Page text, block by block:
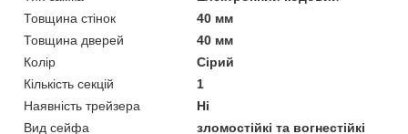
Товщина стінок
40 мм
Товщина дверей
40 мм
Колір
Сірий
Кількість секцій
1
Наявність трейзера
Ні
Вид сейфа
зломостійкі та вогнестійкі